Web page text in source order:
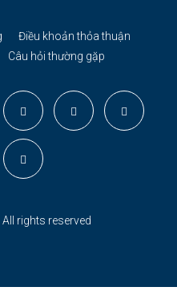
Điều khoản thỏa thuận
Câu hỏi thường gặp
rights reserved